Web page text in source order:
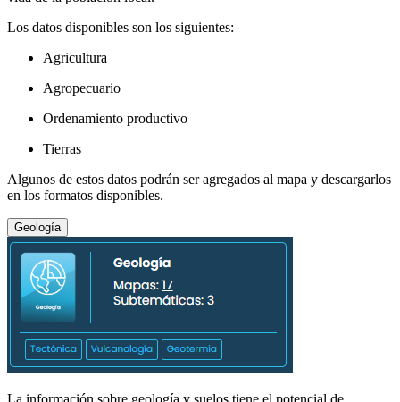
Los datos disponibles son los siguientes:
Agricultura
Agropecuario
Ordenamiento productivo
Tierras
Algunos de estos datos podrán ser agregados al mapa y descargarlos
en los formatos disponibles.
Geología